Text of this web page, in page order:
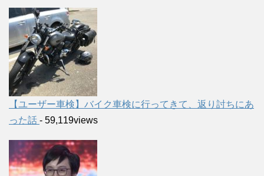
【ユーザー車検】バイク車検に行ってきて、返り討ちにあ
った話 - 59,119views